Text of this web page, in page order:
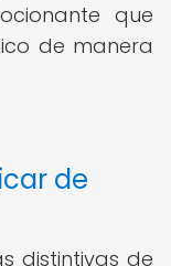
que
de manera
de
distintivas de